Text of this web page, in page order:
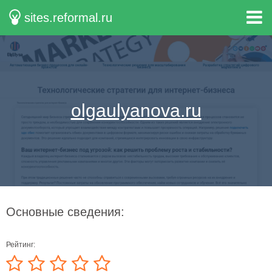
sites.reformal.ru
olgaulyanova.ru
Основные сведения:
Рейтинг: